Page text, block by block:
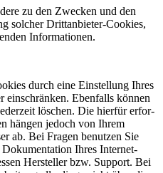
zu den Zwecken und den
solcher Dritt­an­bieter-Cookies,
Infor­ma­tionen.
durch eine Einstellung Ihres
einschränken. Ebenfalls können
löschen. Die hierfür erfor­
hängen jedoch von Ihrem
ab. Bei Fragen benutzen Sie
Ihres Internet-
Hersteller bzw. Support. Bei